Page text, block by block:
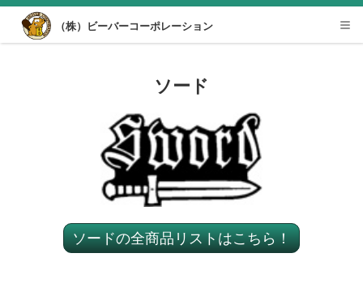
Desktop View
（株）ビーバーコーポレーション
ソード
ソードの全商品リストはこちら！